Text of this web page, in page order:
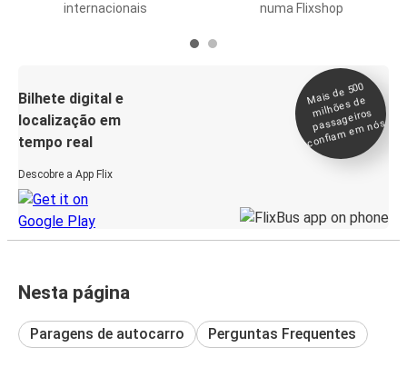
internacionais
numa Flixshop
Bilhete digital e
localização em
tempo real
Descobre a App Flix
Mais de 500
milhões de
passageiros
confia
m e
m nós
Nesta página
Paragens de autocarro Perguntas Frequentes